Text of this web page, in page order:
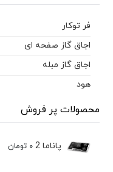
فر توکار
اجاق گاز صفحه ای
اجاق گاز مبله
هود
محصولات پر فروش
پاناما 2 ۰ تومان